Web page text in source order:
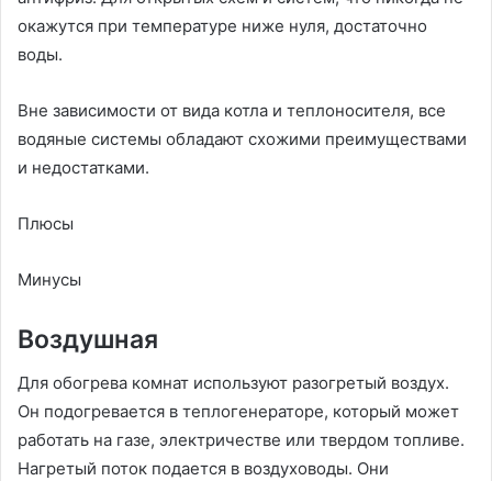
окажутся при температуре ниже нуля, достаточно
воды.
Вне зависимости от вида котла и теплоносителя, все
водяные системы обладают схожими преимуществами
и недостатками.
Плюсы
Минусы
Воздушная
Для обогрева комнат используют разогретый воздух.
Он подогревается в теплогенераторе, который может
работать на газе, электричестве или твердом топливе.
Нагретый поток подается в воздуховоды. Они